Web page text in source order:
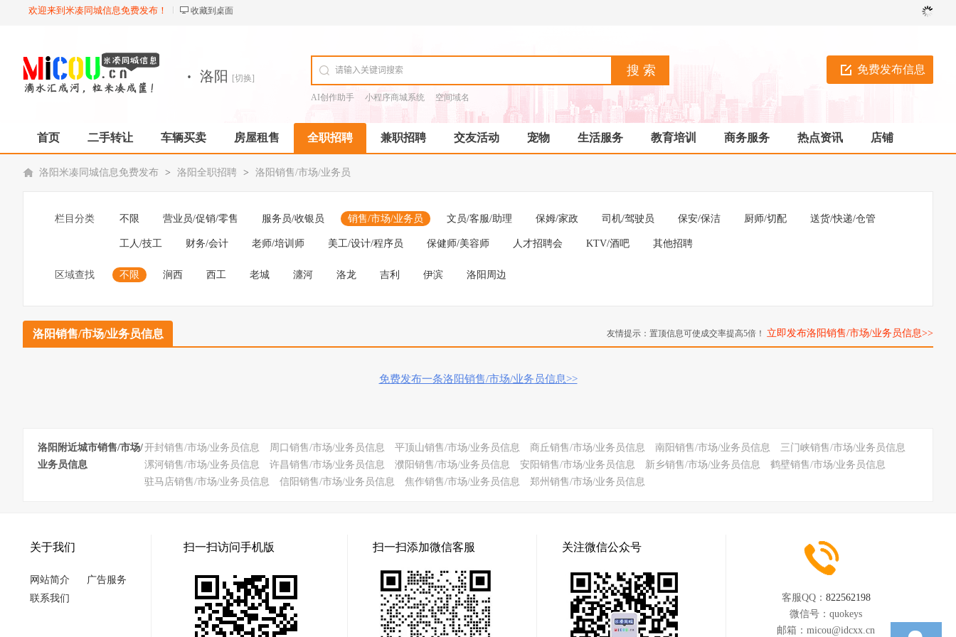
欢迎来到米凑同城信息免费发布！ 收藏到桌面
免费发布信息
· 洛阳
[切换]
AI创作助手
小程序商城系统 空间域名
首页 二手转让 车辆买卖 房屋租售 全职招聘 兼职招聘 交友活动 宠物 生活服务 教育培训 商务服务 热点资讯 店铺
洛阳米凑同城信息免费发布 > 洛阳全职招聘 > 洛阳销售/市场/业务员
栏目分类 不限 营业员/促销/零售 服务员/收银员 销售/市场/业务员 文员/客服/助理 保姆/家政 司机/驾驶员 保安/保洁 厨师/切配 送货/快递/仓管
工人/技工 财务/会计 老师/培训师 美工/设计/程序员 保健师/美容师 人才招聘会 KTV/酒吧 其他招聘
区域查找 不限 涧西 西工 老城 瀍河 洛龙 吉利 伊滨 洛阳周边
洛阳销售/市场/业务员信息 友情提示：置顶信息可使成交率提高5倍！ 立即发布洛阳销售/市场/业务员信息>>
免费发布一条洛阳销售/市场/业务员信息>>
洛阳附近城市销售/市场/
业务员信息
开封销售/市场/业务员信息 周口销售/市场/业务员信息 平顶山销售/市场/业务员信息 商丘销售/市场/业务员信息 南阳销售/市场/业务员信息
三门峡销售/市场/业务员信息
漯河销售/市场/业务员信息
许昌销售/市场/业务员信息 濮阳销售/市场/业务员信息 安阳销售/市场/业务员信息 新乡销售/市场/业务员信息
鹤壁销售/市场/业务员信息
驻马店销售/市场/业务员信息
信阳销售/市场/业务员信息 焦作销售/市场/业务员信息 郑州销售/市场/业务员信息
关于我们
网站简介
广告服务
联系我们
扫一扫访问手机版 扫一扫添加微信客服 关注微信公众号
客服QQ： 822562198
微信号： quokeys
邮箱： micou@idcxx.cn